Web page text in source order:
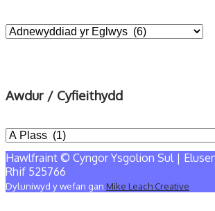
Awdur / Cyfieithydd
Hawlfraint © Cyngor Ysgolion Sul |
Rhif 525766
Dyluniwyd y wefan gan Mike Leach Creative